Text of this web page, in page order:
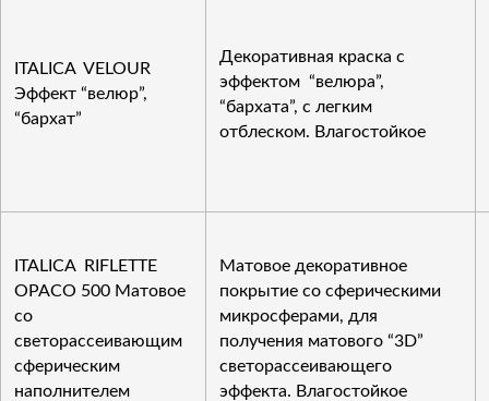
ITALICA VELOUR
Эффект “велюр”,
“бархат”
Декоративная краска с
эффектом “велюра”,
“бархата”, с легким
отблеском. Влагостойкое
ITALICA RIFLETTE
OPACO 500 Матовое
со
светорассеивающим
сферическим
наполнителем
Матовое декоративное
покрытие со сферическими
микросферами, для
получения матового “3D”
светорассеивающего
эффекта. Влагостойкое